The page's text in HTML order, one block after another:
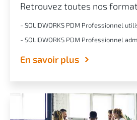
Retrouvez toutes nos
- SOLIDWORKS PDM Professionnel
- SOLIDWORKS PDM Professionnel
En savoir plus